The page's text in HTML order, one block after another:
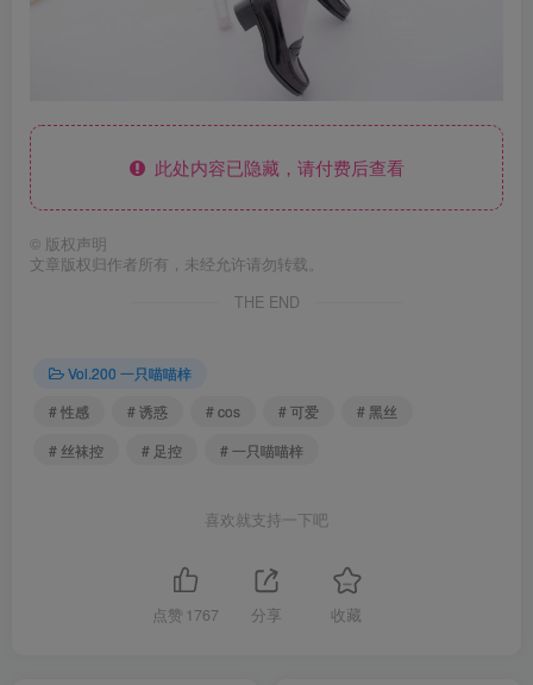
此处内容已隐藏，请付费后查看
© 版权声明
文章版权归作者所有，未经允许请勿转载。
THE END
Vol.200 一只喵喵梓
# 性感
# 诱惑 # cos # 可爱
# 黑丝
# 丝袜控
# 足控 # 一只喵喵梓
喜欢就支持一下吧
点赞 1767 分享 收藏